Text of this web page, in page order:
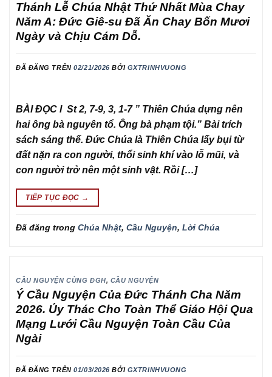
Thánh Lễ Chúa Nhật Thứ Nhất Mùa Chay
Năm A: Đức Giê-su Đã Ăn Chay Bốn Mươi
Ngày và Chịu Cám Dỗ.
ĐÃ ĐĂNG TRÊN02/21/2026 BỞI GXTRINHVUONG
BÀI ĐỌC I St 2, 7-9, 3, 1-7 ” Thiên Chúa dựng nên
hai ông bà nguyên tổ. Ông bà phạm tội.” Bài trích
sách sáng thế. Đức Chúa là Thiên Chúa lấy bụi từ
đất nặn ra con người, thổi sinh khí vào lỗ mũi, và
con người trở nên một sinh vật. Rồi […]
TIẾP TỤC ĐỌC →
Đã đăng trong Chúa Nhật, Cầu Nguyện, Lời Chúa
CẦU NGUYỆN CÙNG ĐGH, CẦU NGUYỆN
Ý Cầu Nguyện Của Đức Thánh Cha Năm
2026. Ủy Thác Cho Toàn Thể Giáo Hội Qua
Mạng Lưới Cầu Nguyện Toàn Cầu Của
Ngài
ĐÃ ĐĂNG TRÊN01/03/2026 BỞI GXTRINHVUONG